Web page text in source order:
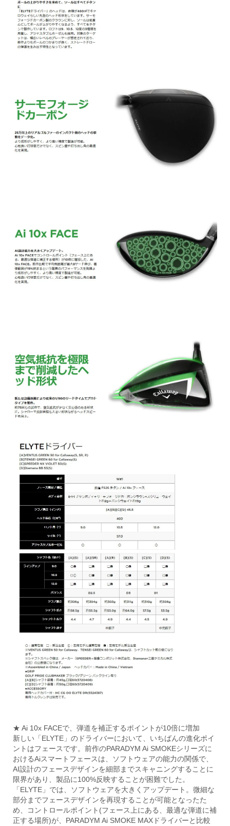
★ Ai 10x FACEで、弾道を補正するポイントが10倍に増加
新しい「ELYTE」のドライバーにおいて、いちばんの進化ポイ
ントはフェースです。前作のPARADYM Ai SMOKEシリーズに
おけるAiスマートフェースは、ソフトウェアの能力の関係で、
AI設計のフェースデザインを細部までスキャニングすることに
限界があり、製品に100%反映することが困難でした。
「ELYTE」では、ソフトウェアを大きくアップデート。微細な
部分までフェースデザインを再現することが可能となったた
め、コントロールポイント(フェース上にある、最適な弾道に補
正する場所)が、PARADYM Ai SMOKE MAXドライバーと比較